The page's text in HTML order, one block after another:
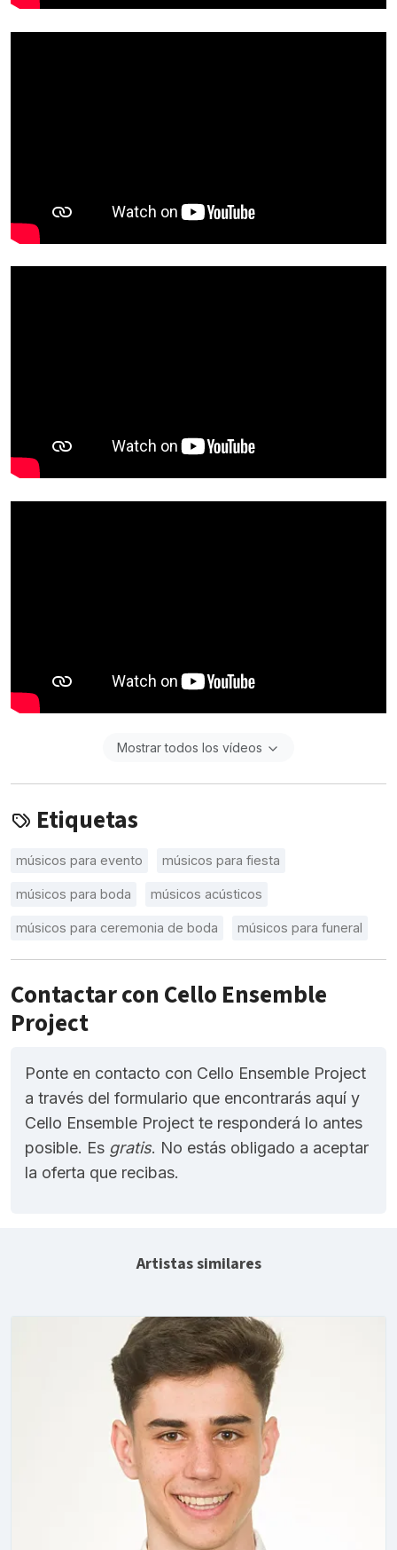
Mostrar todos los vídeos
Etiquetas
músicos para evento músicos para fiesta
músicos para boda músicos acústicos
músicos para ceremonia de boda músicos para funeral
Contactar con Cello Ensemble
Project
Ponte en contacto con Cello Ensemble Project
a través del formulario que encontrarás aquí y
Cello Ensemble Project te responderá lo antes
posible. Es gratis. No estás obligado a aceptar
la oferta que recibas.
Artistas similares